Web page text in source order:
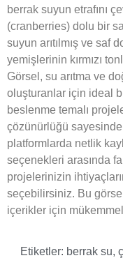
berrak suyun etrafını
(cranberries) dolu bir
suyun arıtılmış ve saf
yemişlerinin kırmızı
Görsel, su arıtma ve
oluşturanlar için ideal
beslenme temalı
çözünürlüğü sayesinde
platformlarda netlik
seçenekleri arasında
projelerinizin
seçebilirsiniz. Bu
içerikler için
Etiketler: berrak su,